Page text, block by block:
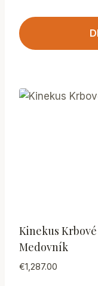
Kinekus
Medovník
€1,287.00